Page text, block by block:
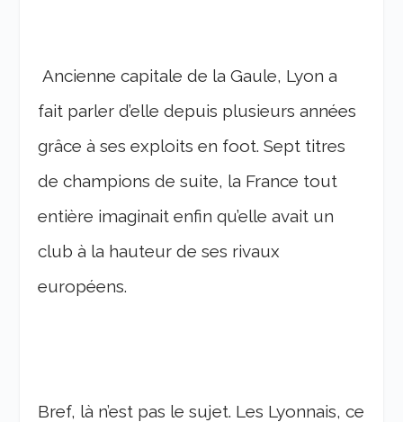
Ancienne capitale de la Gaule, Lyon a
fait parler d’elle depuis plusieurs années
grâce à ses exploits en foot. Sept titres
de champions de suite, la France tout
entière imaginait enfin qu’elle avait un
club à la hauteur de ses rivaux
européens.
Bref, là n’est pas le sujet. Les Lyonnais, ce